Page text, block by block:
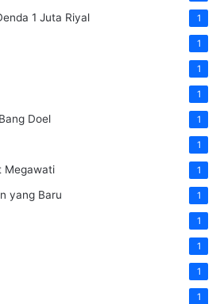
1 Juta Riyal 1
1
1
1
Doel 1
1
Megawati 1
yang Baru 1
1
1
1
1